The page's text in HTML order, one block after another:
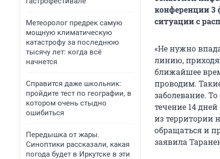
Метеоролог предрек самую
мощную климатическую
катастрофу за последнюю
тысячу лет: когда всё
начнется
Справится даже школьник:
пройдите тест по географии, в
котором очень стыдно
ошибиться
Передышка от жары.
Синоптики рассказали, какая
погода будет в Иркутске в эти
конференции 3
ситуации с
«Не нужно
линию,
ближайшее
проводим.
заболевание.
течение 14
из территории
обращаться и
заявила